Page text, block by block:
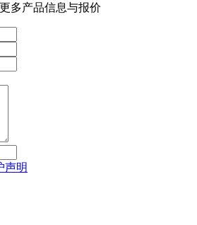
多产品信息与报价
声明